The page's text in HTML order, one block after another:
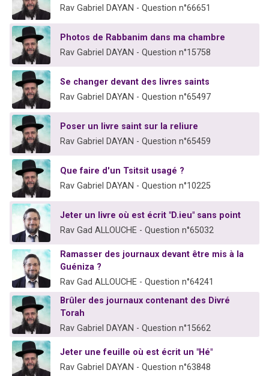
Rav Gabriel DAYAN - Question n°66651
Photos de Rabbanim dans ma chambre
Rav Gabriel DAYAN - Question n°15758
Se changer devant des livres saints
Rav Gabriel DAYAN - Question n°65497
Poser un livre saint sur la reliure
Rav Gabriel DAYAN - Question n°65459
Que faire d'un Tsitsit usagé ?
Rav Gabriel DAYAN - Question n°10225
Jeter un livre où est écrit "D.ieu" sans point
Rav Gad ALLOUCHE - Question n°65032
Ramasser des journaux devant être mis à la
Guéniza ?
Rav Gad ALLOUCHE - Question n°64241
Brûler des journaux contenant des Divré
Torah
Rav Gabriel DAYAN - Question n°15662
Jeter une feuille où est écrit un "Hé"
Rav Gabriel DAYAN - Question n°63848